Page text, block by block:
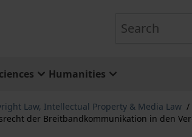
Humanities
Law, Intellectual Property & Media Law /
der Breitbandkommunikation in den